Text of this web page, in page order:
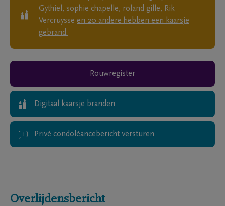
Gythiel, sophie chapelle, roland gille, Rik
Vercruysse en 20 andere hebben een kaarsje
gebrand.
Rouwregister
Digitaal kaarsje branden
Privé condoléancebericht versturen
Overlijdensbericht